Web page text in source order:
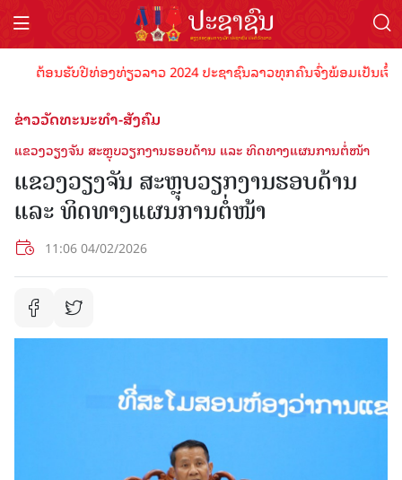
ຕ້ອນຮັບປີທ່ອງທ່ຽວລາວ 2024 ປະຊາຊົນລາວທຸກຄົນຈົ່ງພ້ອມເປັນເຈົ້າ
ຂ່າວວັດທະນະທຳ-ສັງຄົມ
ແຂວງວຽງຈັນ ສະຫຼຸບວຽກງານຮອບດ້ານ ແລະ ທິດທາງແຜນການຕໍ່ໜ້າ
ແຂວງວຽງຈັນ ສະຫຼຸບວຽກງານຮອບດ້ານ
ແລະ ທິດທາງແຜນການຕໍ່ໜ້າ
11:06 04/02/2026